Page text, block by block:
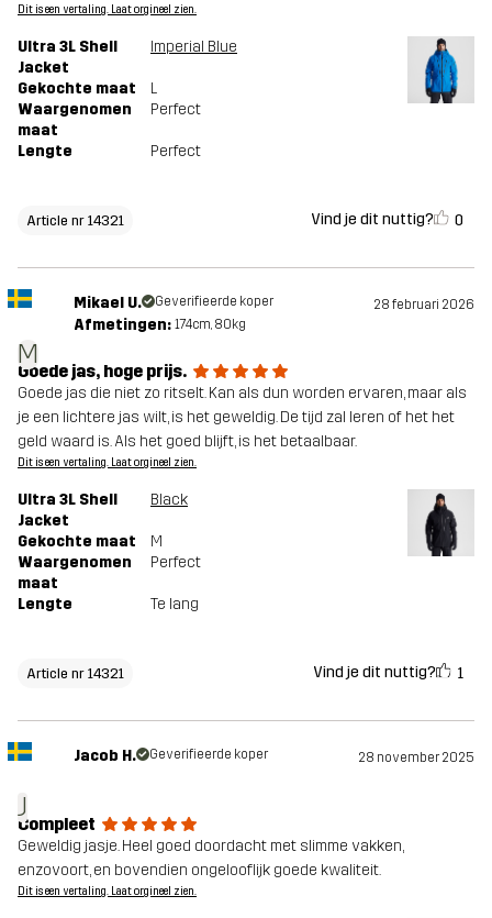
Dit is een vertaling. Laat orgineel zien.
Ultra 3L Shell
Jacket
Imperial Blue
Gekochte maat
L
Waargenomen
maat
Perfect
Lengte Perfect
Article nr 14321 Vind je dit nuttig? 0
M
Mikael U. Geverifieerde koper 28 februari 2026
Afmetingen: 174cm, 80kg
Goede jas, hoge prijs.
Goede jas die niet zo ritselt. Kan als dun worden ervaren, maar als
je een lichtere jas wilt, is het geweldig. De tijd zal leren of het het
geld waard is. Als het goed blijft, is het betaalbaar.
Dit is een vertaling. Laat orgineel zien.
Ultra 3L Shell
Jacket
Black
Gekochte maat
M
Waargenomen
maat
Perfect
Lengte Te lang
Article nr 14321 Vind je dit nuttig? 1
J
Jacob H. Geverifieerde koper 28 november 2025
Compleet
Geweldig jasje. Heel goed doordacht met slimme vakken,
enzovoort, en bovendien ongelooflijk goede kwaliteit.
Dit is een vertaling. Laat orgineel zien.